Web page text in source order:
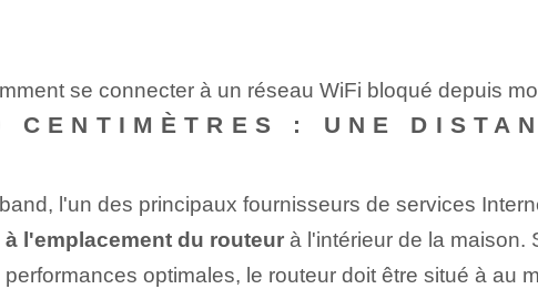
se connecter à un réseau WiFi bloqué depuis
CENTIMÈTRES : UNE
l'un des principaux fournisseurs de services
l'emplacement du routeurà l'intérieur de la maison.
optimales, le routeur doit être situé à au